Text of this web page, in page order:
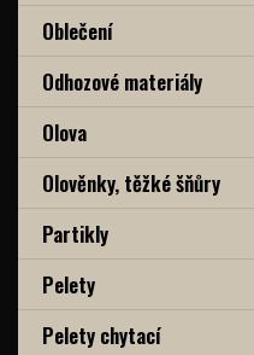
Oblečení
Odhozové materiály
Olova
Olověnky, těžké šňůry
Partikly
Pelety
Pelety chytací